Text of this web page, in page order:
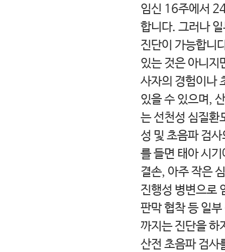
임신 16주에서
합니다. 그러나
진단이 가능합니
있는 것은 아니지
사자의 경험이나
있을 수 있으며,
는 선천성 심질환
성 및 초음파 검
를 들면 태아 시
결손, 아주 작은
진행성 병변으로
판막 협착 등 일
까지는 진단을 하
산전 초음파 검사